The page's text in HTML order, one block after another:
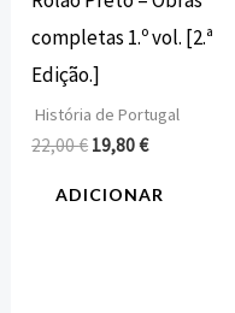
completas 1.º vol. [2.ª
Edição.]
História de Portugal
22,00€ 19,80€
ADICIONAR